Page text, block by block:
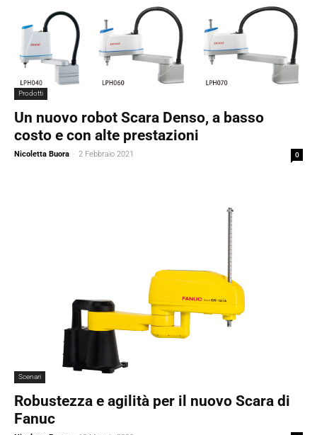
Prodotti
Un nuovo robot Scara Denso, a basso
costo e con alte prestazioni
Nicoletta Buora - 2 Febbraio 2021 0
Scenari
Robustezza e agilità per il nuovo Scara di
Fanuc